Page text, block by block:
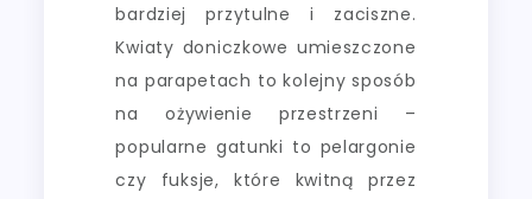
bardziej przytulne i zaciszne.
Kwiaty doniczkowe umieszczone
na parapetach to kolejny sposób
na ożywienie przestrzeni –
popularne gatunki to pelargonie
czy fuksje, które kwitną przez